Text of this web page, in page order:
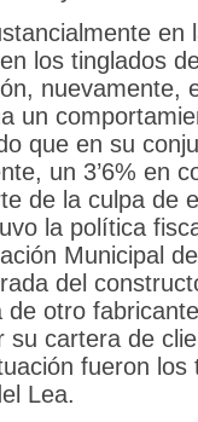
en
los tinglados
nuevamente,
un
que en su
un 3’6% en
de la culpa de
la política
Municipal
del
otro
cartera de
fueron los
Lea.